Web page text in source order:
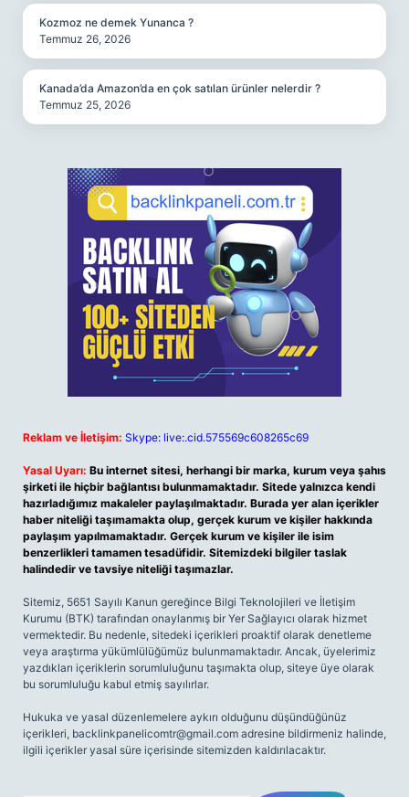
Kozmoz ne demek Yunanca ?
Temmuz 26, 2026
Kanada’da Amazon’da en çok satılan ürünler nelerdir ?
Temmuz 25, 2026
Reklam ve İletişim: Skype: live:.cid.575569c608265c69
Yasal Uyarı: Bu internet sitesi, herhangi bir marka, kurum veya şahıs
şirketi ile hiçbir bağlantısı bulunmamaktadır. Sitede yalnızca kendi
hazırladığımız makaleler paylaşılmaktadır. Burada yer alan içerikler
haber niteliği taşımamakta olup, gerçek kurum ve kişiler hakkında
paylaşım yapılmamaktadır. Gerçek kurum ve kişiler ile isim
benzerlikleri tamamen tesadüfidir. Sitemizdeki bilgiler taslak
halindedir ve tavsiye niteliği taşımazlar.
Sitemiz, 5651 Sayılı Kanun gereğince Bilgi Teknolojileri ve İletişim
Kurumu (BTK) tarafından onaylanmış bir Yer Sağlayıcı olarak hizmet
vermektedir. Bu nedenle, sitedeki içerikleri proaktif olarak denetleme
veya araştırma yükümlülüğümüz bulunmamaktadır. Ancak, üyelerimiz
yazdıkları içeriklerin sorumluluğunu taşımakta olup, siteye üye olarak
bu sorumluluğu kabul etmiş sayılırlar.
Hukuka ve yasal düzenlemelere aykırı olduğunu düşündüğünüz
içerikleri, backlinkpanelicomtr@gmail.com adresine bildirmeniz halinde,
ilgili içerikler yasal süre içerisinde sitemizden kaldırılacaktır.